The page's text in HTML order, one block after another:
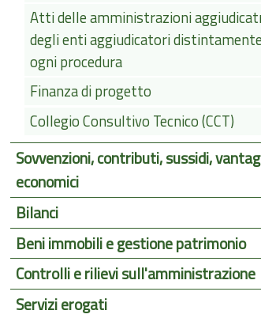
Atti delle amministrazioni
degli enti aggiudicatori
ogni procedura
Finanza di progetto
Collegio Consultivo Tecnico (CCT)
Sovvenzioni, contributi, sussidi,
economici
Bilanci
Beni immobili e gestione patrimonio
Controlli e rilievi sull'amministrazione
Servizi erogati